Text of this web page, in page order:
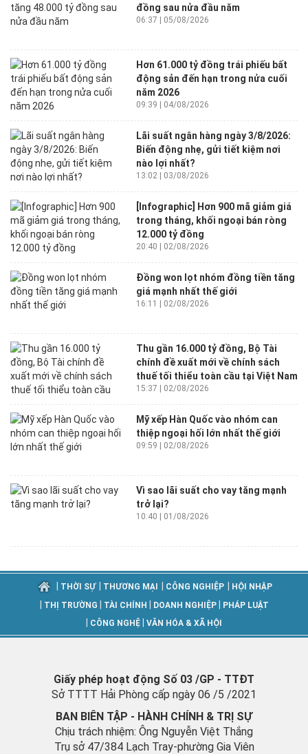
đồng sau nửa đầu năm
06:37 | 05/08/2026
Hơn 61.000 tỷ đồng trái phiếu bất
động sản đến hạn trong nửa cuối
năm 2026
09:39 | 04/08/2026
Lãi suất ngân hàng ngày 3/8/2026:
Biến động nhẹ, gửi tiết kiệm nơi
nào lợi nhất?
13:02 | 03/08/2026
[Infographic] Hơn 900 mã giảm giá
trong tháng, khối ngoại bán ròng
12.000 tỷ đồng
20:40 | 02/08/2026
Đồng won lọt nhóm đồng tiền tăng
giá mạnh nhất thế giới
16:11 | 02/08/2026
Thu gần 16.000 tỷ đồng, Bộ Tài
chính đề xuất mới về chính sách
thuế tối thiểu toàn cầu tại Việt Nam
15:37 | 02/08/2026
Mỹ xếp Hàn Quốc vào nhóm can
thiệp ngoại hối lớn nhất thế giới
09:59 | 02/08/2026
Vì sao lãi suất cho vay tăng mạnh
trở lại?
10:40 | 01/08/2026
THỜI SỰ THƯƠNG MẠI CÔNG NGHIỆP HỘI NHẬP
THỊ TRƯỜNG TÀI CHÍNH DOANH NGHIỆP PHÁP LUẬT
CÔNG NGHỆ VĂN HÓA & XÃ HỘI
Giấy phép hoạt động Số 03 /GP - TTĐT
Sở TTTT Hải Phòng cấp ngày 06 /5 /2021
BAN BIÊN TẬP - HÀNH CHÍNH & TRỊ SỰ
Chịu trách nhiệm: Ông Nguyễn Việt Thắng
Trụ sở 47/384 Lạch Tray-phường Gia Viên